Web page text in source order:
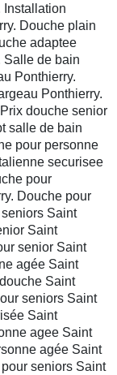
Installation
Douche plain
adaptee
Salle de bain
Ponthierry.
Ponthierry.
douche senior
salle de bain
pour personne
securisee
pour
Douche pour
Saint
Saint
senior Saint
agée Saint
Saint
seniors Saint
Saint
agee Saint
agée Saint
seniors Saint